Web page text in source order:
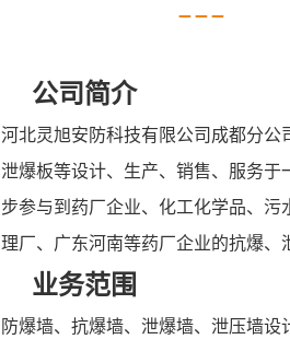
公司简介
河北灵旭安防科技有限公司成都分
泄爆板等设计、生产、销售、服务
步参与到药厂企业、化工化学品、
理厂、广东河南等药厂企业的抗爆、
业务范围
防爆墙、抗爆墙、泄爆墙、泄压墙设